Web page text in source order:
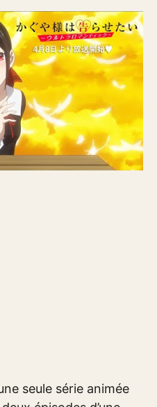
seule série animée